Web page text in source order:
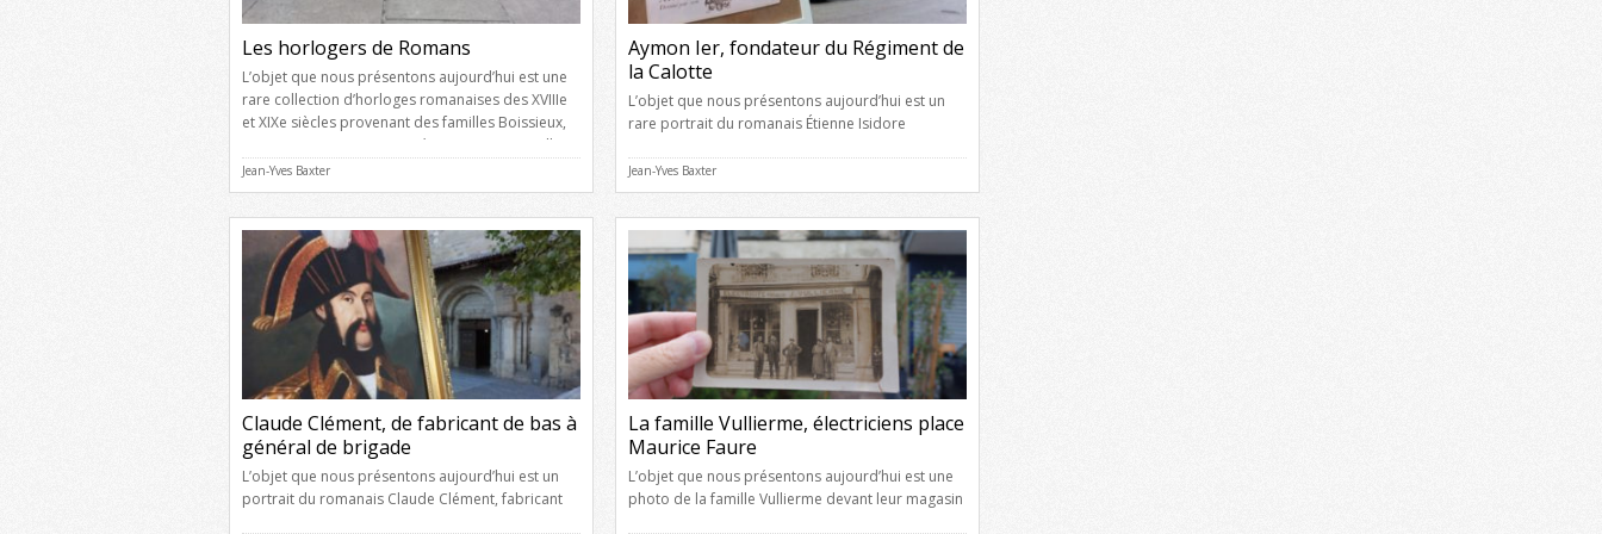
Les horlogers de Romans
L’objet que nous présentons aujourd’hui est une
rare collection d’horloges romanaises des XVIIIe
et XIXe siècles provenant des familles Boissieux,
Dumaine, Jeunet, Mante, Métrat, Tiran et Troullier.
L’occasion de faire connaissance avec ces
artisans ayant eu pignon sur rue dans notre ville.
Des dynasties d’horlogers Le plus ancien
horloger de la famille Boissieux était Jean […]
Jean-Yves Baxter
Aymon Ier, fondateur du Régiment de
la Calotte
L’objet que nous présentons aujourd’hui est un
rare portrait du romanais Étienne Isidore
sorte d’académie satirique et littéraire. Écuyer
porte-manteau du Roi Étienne Isidore Théophile
Aymon, deuxième fils d’André et de Marguerite
Michel, naquit à Romans, le 22 février 1659, et
succéda à son père dans la charge […]
Jean-Yves Baxter
Claude Clément, de fabricant de bas à
général de brigade
L’objet que nous présentons aujourd’hui est un
portrait du romanais Claude Clément, fabricant
La famille Vullierme, électriciens place
Maurice Faure
L’objet que nous présentons aujourd’hui est une
photo de la famille Vullierme devant leur magasin